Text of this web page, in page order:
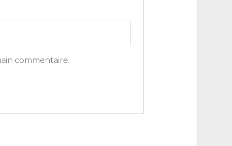
commentaire.